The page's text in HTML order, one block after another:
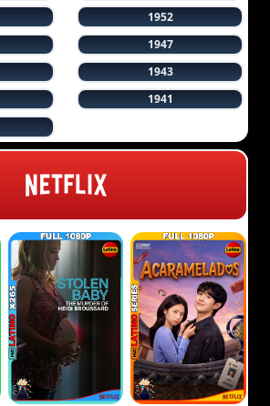
1952
1947
1943
1941